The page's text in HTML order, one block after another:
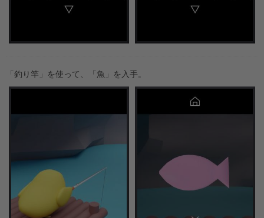
「釣り竿」を使って、「魚」を入手。